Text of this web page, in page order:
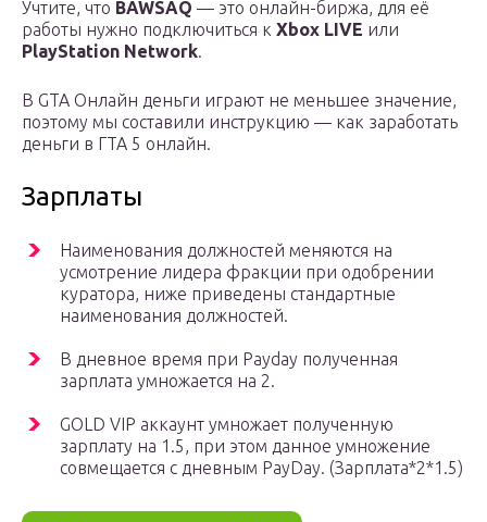
Учтите, что BAWSAQ — это онлайн-биржа, для её
работы нужно подключиться к Xbox LIVE или
PlayStation Network.
В GTA Онлайн деньги играют не меньшее значение,
поэтому мы составили инструкцию — как заработать
деньги в ГТА 5 онлайн.
Зарплаты
Наименования должностей меняются на
усмотрение лидера фракции при одобрении
куратора, ниже приведены стандартные
наименования должностей.
В дневное время при Payday полученная
зарплата умножается на 2.
GOLD VIP аккаунт умножает полученную
зарплату на 1.5, при этом данное умножение
совмещается с дневным PayDay. (Зарплата*2*1.5)